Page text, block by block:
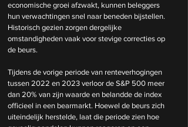
economische groei afzwakt, kunnen beleggers
hun verwachtingen snel naar beneden bijstellen.
Historisch gezien zorgen dergelijke
omstandigheden vaak voor stevige correcties op
de beurs.
Tijdens de vorige periode van renteverhogingen
tussen 2022 en 2023 verloor de S&P 500 meer
dan 20% van zijn waarde en belandde de index
officieel in een bearmarkt. Hoewel de beurs zich
uiteindelijk herstelde, laat die periode zien hoe